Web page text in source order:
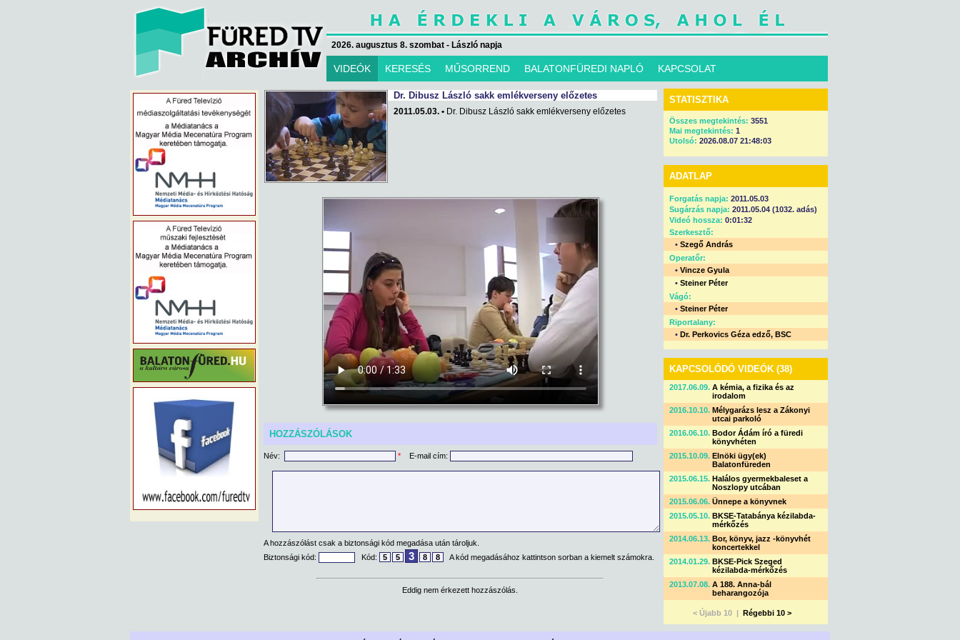
2026. augusztus 8. szombat - László napja
VIDEÓK KERESÉS MŰSORREND BALATONFÜREDI NAPLÓ KAPCSOLAT
Dr. Dibusz László sakk emlékverseny előzetes
2011.05.03. • Dr. Dibusz László sakk emlékverseny előzetes
HOZZÁSZÓLÁSOK
Név: * E-mail cím:
A hozzászólást csak a biztonsági kód megadása után tároljuk.
Biztonsági kód:
Kód: 5 5 3 8 8 A kód megadásához kattintson sorban a kiemelt számokra.
Eddig nem érkezett hozzászólás.
STATISZTIKA
Összes megtekintés: 3551
Mai megtekintés: 1
Utolsó: 2026.08.07 21:48:03
ADATLAP
Forgatás napja: 2011.05.03
Sugárzás napja: 2011.05.04 (1032. adás)
Videó hossza: 0:01:32
Szerkesztő:
• Szegő András
Operatőr:
• Vincze Gyula
• Steiner Péter
Vágó:
• Steiner Péter
Riportalany:
• Dr. Perkovics Géza edző, BSC
KAPCSOLÓDÓ VIDEÓK (38)
2017.06.09. A kémia, a fizika és az
irodalom
2016.10.10. Mélygarázs lesz a Zákonyi
utcai parkoló
2016.06.10. Bodor Ádám író a füredi
könyvhéten
2015.10.09. Elnöki ügy(ek)
Balatonfüreden
2015.06.15. Halálos gyermekbaleset a
Noszlopy utcában
2015.06.06. Ünnepe a könyvnek
2015.05.10. BKSE-Tatabánya kézilabda-
mérkőzés
2014.06.13. Bor, könyv, jazz -könyvhét
koncertekkel
2014.01.29. BKSE-Pick Szeged
kézilabda-mérkőzés
2013.07.08. A 188. Anna-bál
beharangozója
< Újabb 10 | Régebbi 10 >